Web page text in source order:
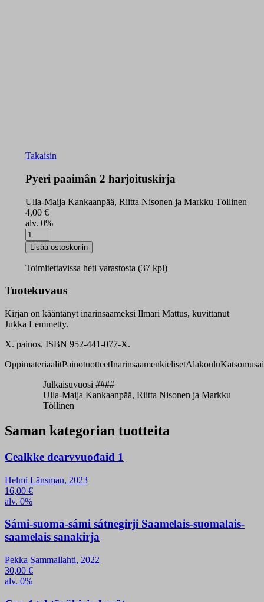
Takaisin
Pyeri paaimân 2 harjoituskirja
Ulla-Maija Kankaanpää, Riitta Nisonen ja Markku Töllinen
4,00 €
alv. 0%
Pyeri
paaimân
2
harjoituskirja
Lisää ostoskoriin
Toimitettavissa heti varastosta (37 kpl)
Tuotekuvaus
Kirjan on kääntänyt inarinsaameksi Ilmari Mattus, kuvittanut
Jukka Lemmetty.
X. painos. ISBN 952-441-077-X.
OppimateriaalitPainotuotteetInarinsaamenkielisetAlakoulu
Julkaisuvuosi ####
Ulla-Maija Kankaanpää, Riitta Nisonen ja Markku
Töllinen
Saman kategorian tuotteita
Cealkke dearvvuođaid 1
Helmi Länsman, 2023
16,00 €
alv. 0%
Sámi-suoma-sámi sátnegirji Saamelais-suomalais-
saamelais sanakirja
Pekka Sammallahti, 2022
30,00 €
alv. 0%